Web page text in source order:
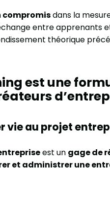
compromisdans la
entre apprenants
théorique
est une
vie au projet
est un gage de
et administrer une